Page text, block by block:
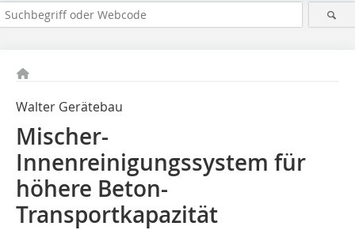
Walter Gerätebau
Mischer-
Innenreinigungssystem für
höhere Beton-
Transportkapazität